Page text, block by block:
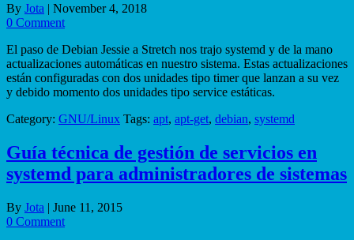
By Jota | November 4, 2018
0 Comment
El paso de Debian Jessie a Stretch nos trajo systemd y de la mano
actualizaciones automáticas en nuestro sistema. Estas actualizaciones
están configuradas con dos unidades tipo timer que lanzan a su vez
y debido momento dos unidades tipo service estáticas.
Category: GNU/Linux Tags: apt, apt-get, debian, systemd
Guía técnica de gestión de servicios en
systemd para administradores de sistemas
By Jota | June 11, 2015
0 Comment